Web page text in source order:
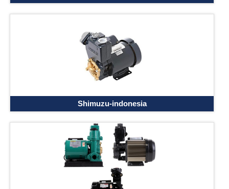
Shimuzu-indonesia